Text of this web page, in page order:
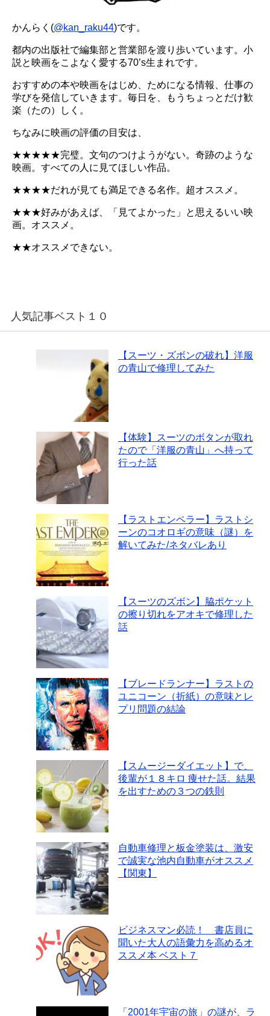
かんらく(@kan_raku44)です。
都内の出版社で編集部と営業部を渡り歩いています。小
説と映画をこよなく愛する70’s生まれです。
おすすめの本や映画をはじめ、ためになる情報、仕事の
学びを発信していきます。毎日を、もうちょっとだけ歓
楽（たの）しく。
ちなみに映画の評価の目安は、
★★★★★完璧。文句のつけようがない。奇跡のような
映画。すべての人に見てほしい作品。
★★★★だれが見ても満足できる名作。超オススメ。
★★★好みがあえば、「見てよかった」と思えるいい映
画。オススメ。
★★オススメできない。
人気記事ベスト１０
【スーツ・ズボンの破れ】洋服
の青山で修理してみた
【体験】スーツのボタンが取れ
たので「洋服の青山」へ持って
行った話
【ラストエンペラー】ラストシ
ーンのコオロギの意味（謎）を
解いてみた/ネタバレあり
【スーツのズボン】脇ポケット
の擦り切れをアオキで修理した
話
【ブレードランナー】ラストの
ユニコーン（折紙）の意味とレ
プリ問題の結論
【スムージーダイエット】で、
後輩が１８キロ 痩せた話。結果
を出すための３つの鉄則
自動車修理と板金塗装は、激安
で誠実な池内自動車がオススメ
【関東】
ビジネスマン必読！ 書店員に
聞いた大人の語彙力を高めるオ
ススメ本 ベスト７
「2001年宇宙の旅」の謎が、ラ